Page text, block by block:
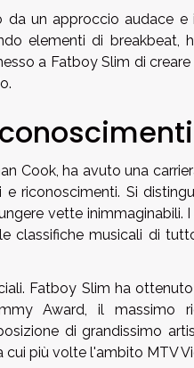
un approccio audace e
elementi di breakbeat,
a Fatboy Slim di
Cook, ha avuto una
riconoscimenti. Si
vette inimmaginabili.
classifiche musicali di
Fatboy Slim ha
Award, il massimo
di grandissimo
più volte l'ambito MTV